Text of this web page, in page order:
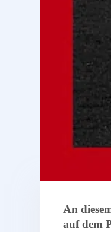
An
auf dem